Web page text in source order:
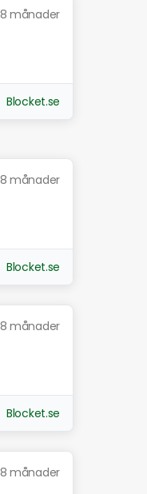
8 månader
Blocket.se
8 månader
Blocket.se
8 månader
Blocket.se
8 månader